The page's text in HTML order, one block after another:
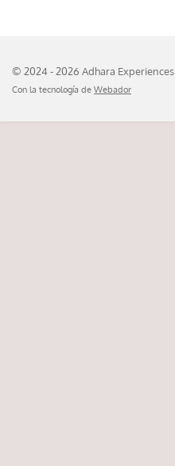
© 2024 - 2026 Adhara Experiences
Con la tecnología de Webador